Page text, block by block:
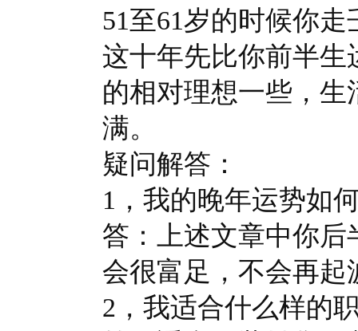
51至61岁的时候你
这十年先比你前半
的相对理想一些，
满。
疑问解答：
1，我的晚年运势如
答：上述文章中你
会很富足，不会再起
2，我适合什么样的